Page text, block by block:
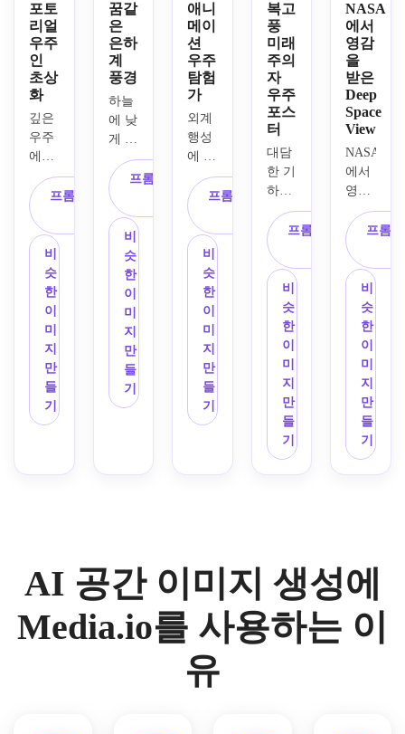
포토
리얼
우주
인
초상
화
깊은
우주
에서
표류
하는
사실
적인
우주
비행
사,
중심
영화
구성,
먼 별
을 잡
는 반
사 헬
색과
보라
색 성
운,
프롬프트 복
비
슷
한
이
미
지
만
들
기
꿈같
은
은하
계
풍경
하늘
에 낮
게 매
달린
거대
한 행
성,
반사
지형
위로
굴러
가는
빛나
는 안
지평
선에
한 분
홍색,
파란
색,
프롬프트 복
비
슷
한
이
미
지
만
들
기
애니
메이
션
우주
탐험
가
외계
행성
에 서
있는
애니
메이
션 스
타일
의 우
주 탐
험가,
역동
적인
전신
구성,
빛나
는 악
이 가
득한
하늘,
먼 고
성,
셀 음
프롬프트 복
비
슷
한
이
미
지
만
들
기
복고
풍
미래
주의
자
우주
포스
터
대담
한 기
하학
적 행
성,
세련
된 로
켓 실
루엣,
빈티
지 프
린트
그레
강력
한 부
정적
인 공
포스
터 구
성,
주황
프롬프트 복
비
슷
한
이
미
지
만
들
기
NASA
에서
영감
을
받은
Deep
Space
View
NASA
에서
영감
을 받
은 심
층 우
주 이
미지,
빛나
는 성
운 구
름,
빽빽
한 별
장,
먼 은
하,
극적
과학
적 사
의,
프롬
비
슷
한
이
미
지
만
들
기
AI 공간 이미지 생성에
Media.io를 사용하는 이
유